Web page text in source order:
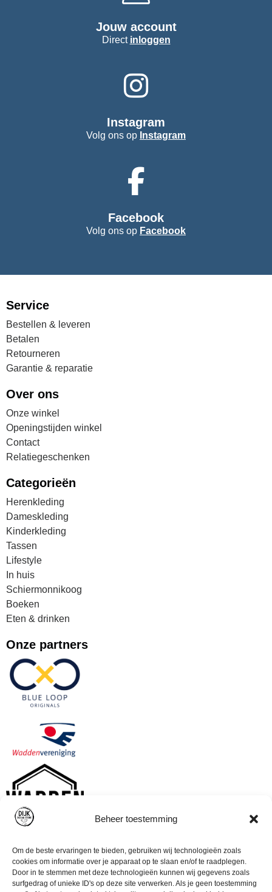
Beheer toestemming
Om de beste ervaringen te bieden, gebruiken wij technologieën zoals
cookies om informatie over je apparaat op te slaan en/of te raadplegen.
Door in te stemmen met deze technologieën kunnen wij gegevens zoals
surfgedrag of unieke ID's op deze site verwerken. Als je geen toestemming
Jouw account
Direct inloggen
Instagram
Volg ons op Instagram
Facebook
Volg ons op Facebook
Service
Bestellen & leveren
Betalen
Retourneren
Garantie & reparatie
Over ons
Onze winkel
Openingstijden winkel
Contact
Relatiegeschenken
Categorieën
Herenkleding
Dameskleding
Kinderkleding
Tassen
Lifestyle
In huis
Schiermonnikoog
Boeken
Eten & drinken
Onze partners